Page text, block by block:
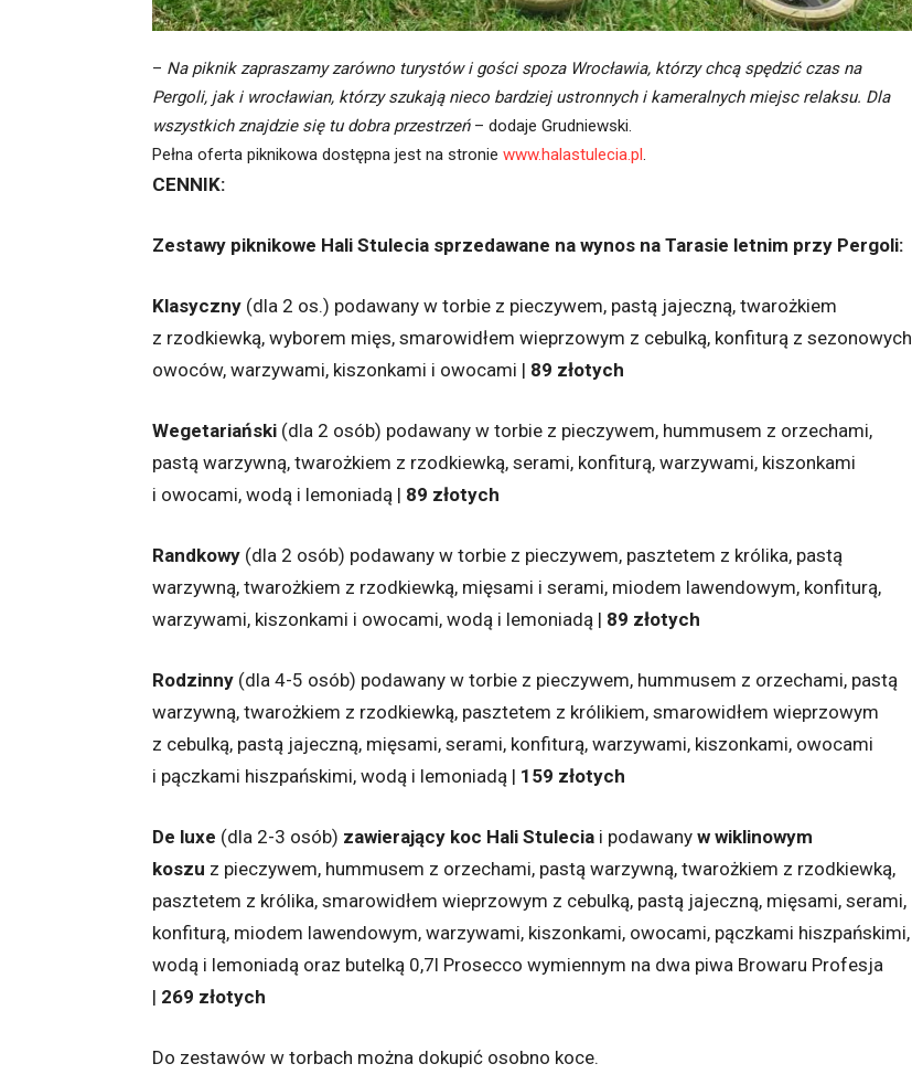
– Na piknik zapraszamy zarówno turystów i gości spoza Wrocławia, którzy chcą spędzić czas na
Pergoli, jak i wrocławian, którzy szukają nieco bardziej ustronnych i kameralnych miejsc relaksu. Dla
wszystkich znajdzie się tu dobra przestrzeń– dodaje Grudniewski.
Pełna oferta piknikowa dostępna jest na stronie www.halastulecia.pl.
CENNIK:
Zestawy piknikowe Hali Stulecia sprzedawane na wynos na Tarasie letnim przy Pergoli:
Klasyczny (dla 2 os.) podawany w torbie z pieczywem, pastą jajeczną, twarożkiem
z rzodkiewką, wyborem mięs, smarowidłem wieprzowym z cebulką, konfiturą z sezonowych
owoców, warzywami, kiszonkami i owocami | 89 złotych
Wegetariański (dla 2 osób) podawany w torbie z pieczywem, hummusem z orzechami,
pastą warzywną, twarożkiem z rzodkiewką, serami, konfiturą, warzywami, kiszonkami
i owocami, wodą i lemoniadą | 89 złotych
Randkowy (dla 2 osób) podawany w torbie z pieczywem, pasztetem z królika, pastą
warzywną, twarożkiem z rzodkiewką, mięsami i serami, miodem lawendowym, konfiturą,
warzywami, kiszonkami i owocami, wodą i lemoniadą | 89 złotych
Rodzinny (dla 4-5 osób) podawany w torbie z pieczywem, hummusem z orzechami, pastą
warzywną, twarożkiem z rzodkiewką, pasztetem z królikiem, smarowidłem wieprzowym
z cebulką, pastą jajeczną, mięsami, serami, konfiturą, warzywami, kiszonkami, owocami
i pączkami hiszpańskimi, wodą i lemoniadą | 159 złotych
De luxe (dla 2-3 osób) zawierający koc Hali Stulecia i podawany w wiklinowym
koszu z pieczywem, hummusem z orzechami, pastą warzywną, twarożkiem z rzodkiewką,
pasztetem z królika, smarowidłem wieprzowym z cebulką, pastą jajeczną, mięsami, serami,
konfiturą, miodem lawendowym, warzywami, kiszonkami, owocami, pączkami hiszpańskimi,
wodą i lemoniadą oraz butelką 0,7l Prosecco wymiennym na dwa piwa Browaru Profesja
| 269 złotych
Do zestawów w torbach można dokupić osobno koce.